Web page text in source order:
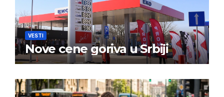
VESTI
Nove cene goriva u Srbiji